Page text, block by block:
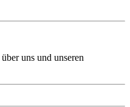
uns und unseren